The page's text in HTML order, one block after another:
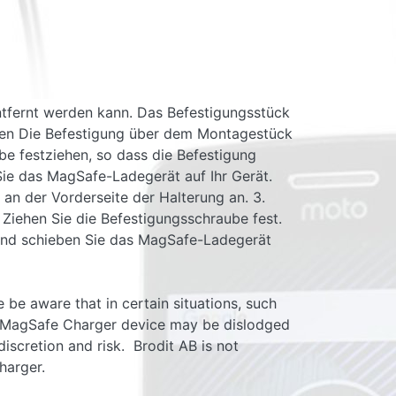
werden kann. Das Befestigungsstück
Die Befestigung über dem Montagestück
festziehen, so dass die Befestigung
das MagSafe-Ladegerät auf Ihr Gerät.
der Vorderseite der Halterung an. 3.
Sie die Befestigungsschraube fest.
schieben Sie das MagSafe-Ladegerät
be aware that in certain situations, such
Charger device may be dislodged
and risk. Brodit AB is not